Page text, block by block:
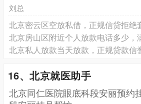
刘总
北京密云区空放私借，正规信贷拒绝
北京房山区附近个人放款电话多少，
北京私人放款当天放款，正规贷款信
16、北京就医助手
北京同仁医院眼底科段安丽预约